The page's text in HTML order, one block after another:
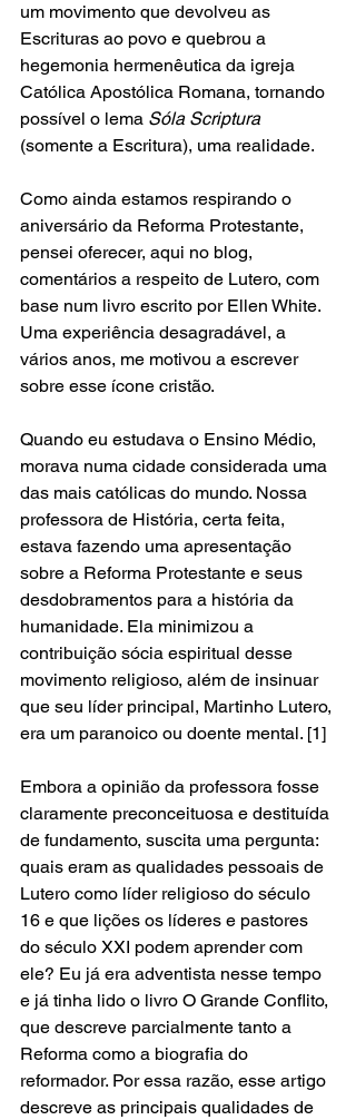
um movimento que devolveu as
Escrituras ao povo e quebrou a
hegemonia hermenêutica da igreja
Católica Apostólica Romana, tornando
possível o lema Sóla Scriptura
(somente a Escritura), uma realidade.
Como ainda estamos respirando o
aniversário da Reforma Protestante,
pensei oferecer, aqui no blog,
comentários a respeito de Lutero, com
base num livro escrito por Ellen White.
Uma experiência desagradável, a
vários anos, me motivou a escrever
sobre esse ícone cristão.
Quando eu estudava o Ensino Médio,
morava numa cidade considerada uma
das mais católicas do mundo. Nossa
professora de História, certa feita,
estava fazendo uma apresentação
sobre a Reforma Protestante e seus
desdobramentos para a história da
humanidade. Ela minimizou a
contribuição sócia espiritual desse
movimento religioso, além de insinuar
que seu líder principal, Martinho Lutero,
era um paranoico ou doente mental. [1]
Embora a opinião da professora fosse
claramente preconceituosa e destituída
de fundamento, suscita uma pergunta:
quais eram as qualidades pessoais de
Lutero como líder religioso do século
16 e que lições os líderes e pastores
do século XXI podem aprender com
ele? Eu já era adventista nesse tempo
e já tinha lido o livro O Grande Conflito,
que descreve parcialmente tanto a
Reforma como a biografia do
reformador. Por essa razão, esse artigo
descreve as principais qualidades de